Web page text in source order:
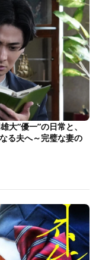
大“優一”の日常と、
る夫へ～完璧な妻の